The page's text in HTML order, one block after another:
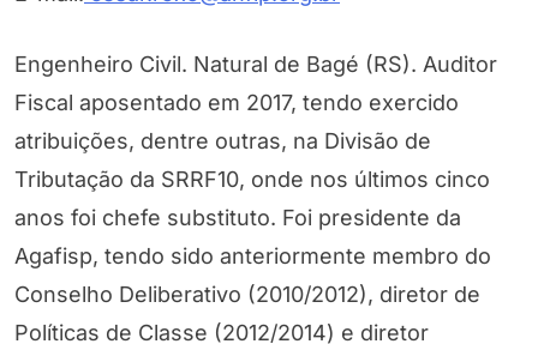
Engenheiro Civil. Natural de Bagé (RS). Auditor
Fiscal aposentado em 2017, tendo exercido
atribuições, dentre outras, na Divisão de
Tributação da SRRF10, onde nos últimos cinco
anos foi chefe substituto. Foi presidente da
Agafisp, tendo sido anteriormente membro do
Conselho Deliberativo (2010/2012), diretor de
Políticas de Classe (2012/2014) e diretor